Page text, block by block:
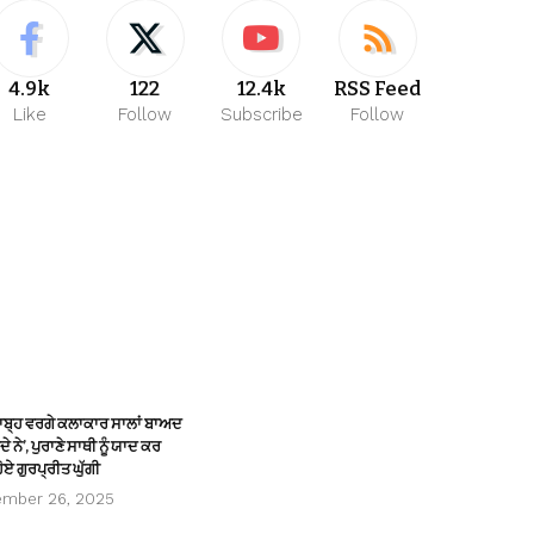
4.9k
Like
122
Follow
12.4k
Subscribe
RSS Feed
Follow
ਵਰਗੇ ਕਲਾਕਾਰ ਸਾਲਾਂ ਬਾਅਦ
ਨੇ’, ਪੁਰਾਣੇ ਸਾਥੀ ਨੂੰ ਯਾਦ ਕਰ
ਗੁਰਪ੍ਰੀਤ ਘੁੱਗੀ
26, 2025